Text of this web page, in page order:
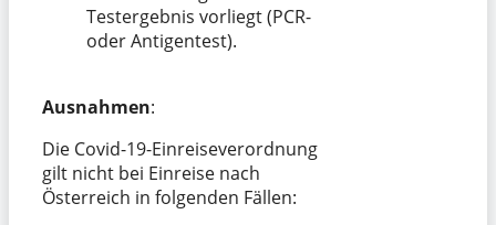
Testergebnis vorliegt (PCR-
oder Antigentest).
Ausnahmen:
Die Covid-19-Einreiseverordnung
gilt nicht bei Einreise nach
Österreich in folgenden Fällen: